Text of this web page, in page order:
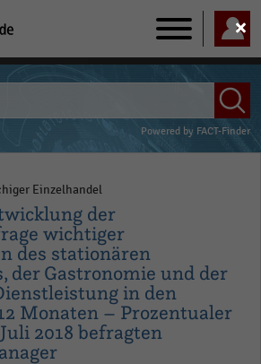
Main
navigation
Powered by FACT-Finder
Einzelhandel
der
wichtiger
des stationären
der Gastronomie und der
in den
Monaten – Prozentualer
2018 befragten